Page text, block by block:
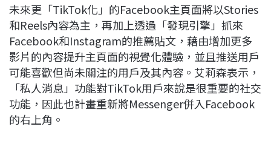
未來更「TikTok化」的Facebook主頁面將以Stories
和Reels內容為主，再加上透過「發現引擎」抓來
Facebook和Instagram的推薦貼文，藉由增加更多
影片的內容提升主頁面的視覺化體驗，並且推送用戶
可能喜歡但尚未關注的用戶及其內容。艾莉森表示，
「私人消息」功能對TikTok用戶來說是很重要的社交
功能，因此也計畫重新將Messenger併入Facebook
的右上角。